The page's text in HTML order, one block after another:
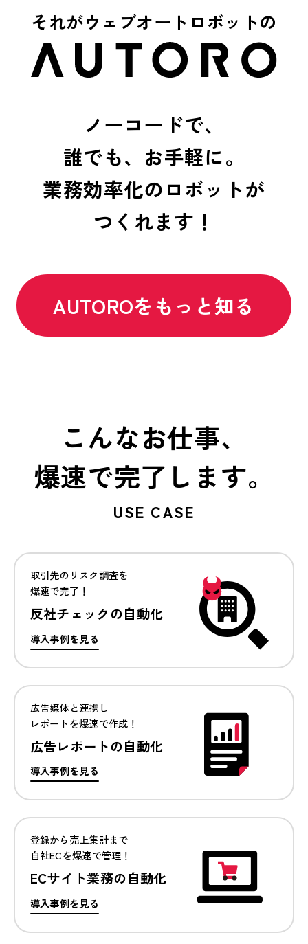
それがウェブオートロボットの
ノーコードで、
誰でも、お手軽に。
業務効率化のロボットが
つくれます！
AUTOROをもっと知る
こんなお仕事、
爆速で完了します。
USE CASE
取引先のリスク調査を
爆速で完了！
反社チェックの自動化
導入事例を見る
広告媒体と連携し
レポートを爆速で作成！
広告レポートの自動化
導入事例を見る
登録から売上集計まで
自社ECを爆速で管理！
ECサイト業務の自動化
導入事例を見る